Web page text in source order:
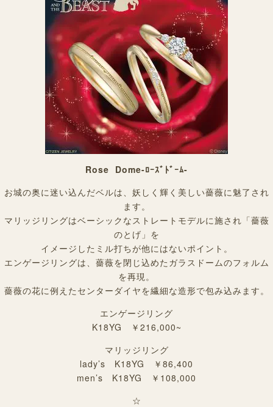
Rose Dome-ﾛｰｽﾞﾄﾞｰﾑ-
お城の奥に迷い込んだベルは、妖しく輝く美しい薔薇に魅了され
ます。
マリッジリングはベーシックなストレートモデルに施され「薔薇
のとげ」を
イメージしたミル打ちが他にはないポイント。
エンゲージリングは、薔薇を閉じ込めたガラスドームのフォルム
を再現。
薔薇の花に例えたセンターダイヤを繊細な造形で包み込みます。
エンゲージリング
K18YG ￥216,000~
マリッジリング
lady’s K18YG ￥86,400
men’s K18YG ￥108,000
☆